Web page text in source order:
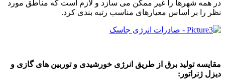
در همه شهرها را غیر ممکن می سازد و لازم است که مناطق مورد
نظر را بر اساس معیارهای مناسب رتبه بندی کرد.
مقایسه تولید برق از طریق انرژی خورشیدی و توربین های گازی و
دیزل ژنراتور: